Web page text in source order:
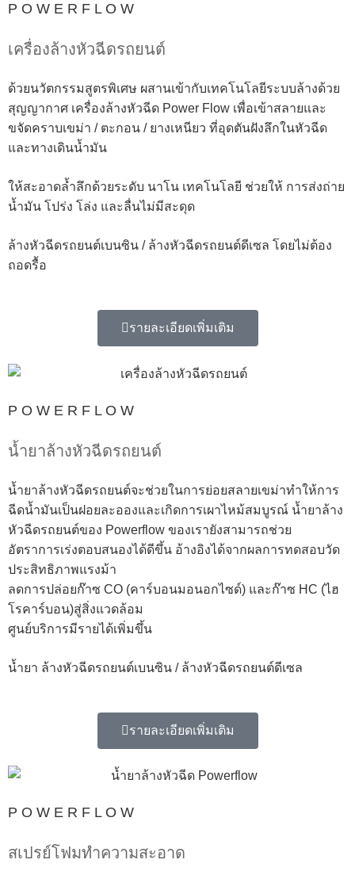
P O W E R F L O W
เครื่องล้างหัวฉีดรถยนต์
ด้วยนวัตกรรมสูตรพิเศษ ผสานเข้ากับเทคโนโลยีระบบล้างด้วย
สุญญากาศ เครื่องล้างหัวฉีด Power Flow เพื่อเข้าสลายและ
ขจัดคราบเขม่า / ตะกอน / ยางเหนียว ที่อุดตันฝังลึกในหัวฉีด
และทางเดินน้ำมัน
ให้สะอาดล้ำลึกด้วยระดับ นาโน เทคโนโลยี ช่วยให้ การส่งถ่าย
น้ำมัน โปร่ง โล่ง และลื่นไม่มีสะดุด
ล้างหัวฉีดรถยนต์เบนซิน / ล้างหัวฉีดรถยนต์ดีเซล โดยไม่ต้อง
ถอดรื้อ
รายละเอียดเพิ่มเติม
P O W E R F L O W
น้ำยาล้างหัวฉีดรถยนต์
น้ำยาล้างหัวฉีดรถยนต์จะช่วยในการย่อยสลายเขม่าทำให้การ
ฉีดน้ำมันเป็นฝอยละอองและเกิดการเผาไหม้สมบูรณ์ น้ำยาล้าง
หัวฉีดรถยนต์ของ Powerflow ของเรายังสามารถช่วย
อัตราการเร่งตอบสนองได้ดีขึ้น อ้างอิงได้จากผลการทดสอบวัด
ประสิทธิภาพแรงม้า
ลดการปล่อยก๊าซ CO (คาร์บอนมอนอกไซด์) และก๊าซ HC (ไฮ
โรคาร์บอน)สู่สิ่งแวดล้อม
ศูนย์บริการมีรายได้เพิ่มขึ้น
น้ำยา ล้างหัวฉีดรถยนต์เบนซิน / ล้างหัวฉีดรถยนต์ดีเซล
รายละเอียดเพิ่มเติม
P O W E R F L O W
สเปรย์โฟมทำความสะอาด